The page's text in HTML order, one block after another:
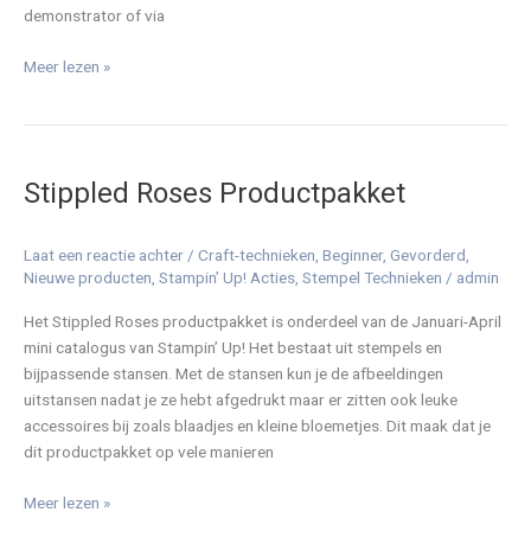
demonstrator of via
Meer lezen »
Stippled Roses Productpakket
Laat een reactie achter / Craft-technieken Beginner, Gevorderd
Nieuwe producten Stampin’ Up! Acties Stempel Technieken / admin
Het Stippled Roses productpakket is onderdeel van de Januari-April
mini catalogus van Stampin’ Up! Het bestaat uit stempels en
bijpassende stansen. Met de stansen kun je de afbeeldingen
uitstansen nadat je ze hebt afgedrukt maar er zitten ook leuke
accessoires bij zoals blaadjes en kleine bloemetjes. Dit maak dat je
dit productpakket op vele manieren
Productpakket
Meer lezen »